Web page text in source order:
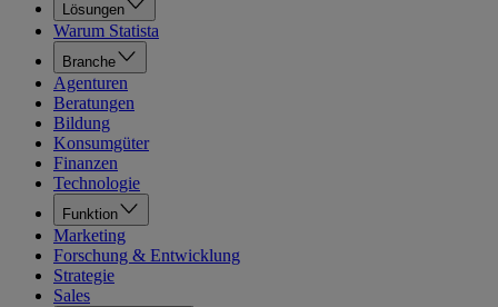
Lösungen
Warum Statista
Branche
Agenturen
Beratungen
Bildung
Konsumgüter
Finanzen
Technologie
Funktion
Marketing
Forschung & Entwicklung
Strategie
Sales